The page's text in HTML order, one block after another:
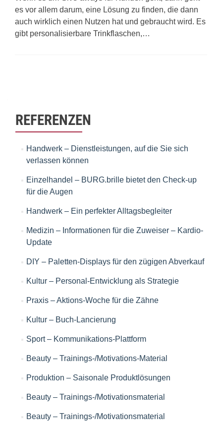
es vor allem darum, eine Lösung zu finden, die dann
auch wirklich einen Nutzen hat und gebraucht wird. Es
gibt personalisierbare Trinkflaschen,…
REFERENZEN
Handwerk – Dienstleistungen, auf die Sie sich
verlassen können
Einzelhandel – BURG.brille bietet den Check-up
für die Augen
Handwerk – Ein perfekter Alltagsbegleiter
Medizin – Informationen für die Zuweiser – Kardio-
Update
DIY – Paletten-Displays für den zügigen Abverkauf
Kultur – Personal-Entwicklung als Strategie
Praxis – Aktions-Woche für die Zähne
Kultur – Buch-Lancierung
Sport – Kommunikations-Plattform
Beauty – Trainings-/Motivations-Material
Produktion – Saisonale Produktlösungen
Beauty – Trainings-/Motivationsmaterial
Beauty – Trainings-/Motivationsmaterial